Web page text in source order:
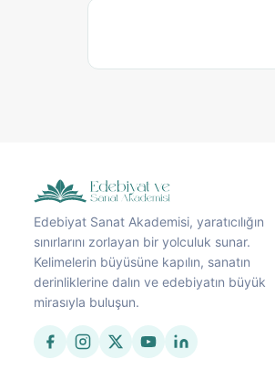
Edebiyat Sanat Akademisi, yaratıcılığın
sınırlarını zorlayan bir yolculuk sunar.
Kelimelerin büyüsüne kapılın, sanatın
derinliklerine dalın ve edebiyatın büyük
mirasıyla buluşun.